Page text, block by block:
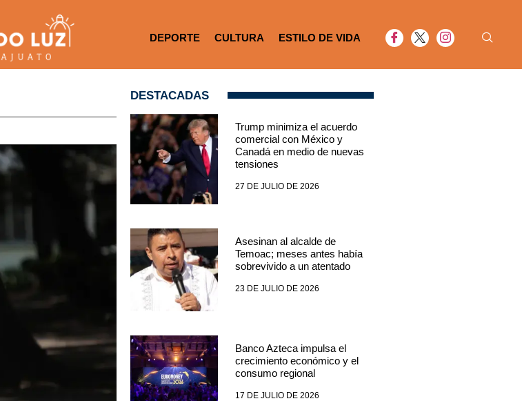
DEPORTE CULTURA ESTILO DE VIDA
DESTACADAS
Trump minimiza el acuerdo
comercial con México y
Canadá en medio de nuevas
tensiones
27 DE JULIO DE 2026
Asesinan al alcalde de
Temoac; meses antes había
sobrevivido a un atentado
23 DE JULIO DE 2026
Banco Azteca impulsa el
crecimiento económico y el
consumo regional
17 DE JULIO DE 2026